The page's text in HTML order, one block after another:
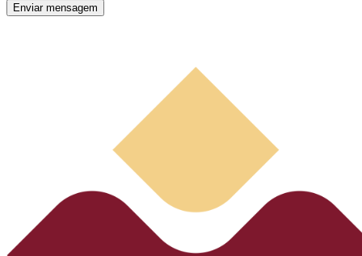
Enviar mensagem